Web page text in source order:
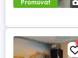
Promovat